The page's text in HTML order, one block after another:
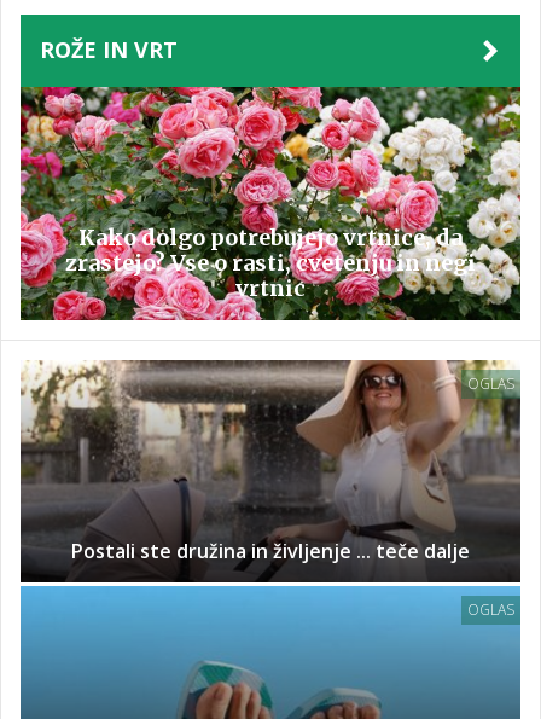
ROŽE IN VRT
Kako dolgo potrebujejo vrtnice, da
zrastejo? Vse o rasti, cvetenju in negi
vrtnic
OGLAS
Postali ste družina in življenje ... teče dalje
OGLAS